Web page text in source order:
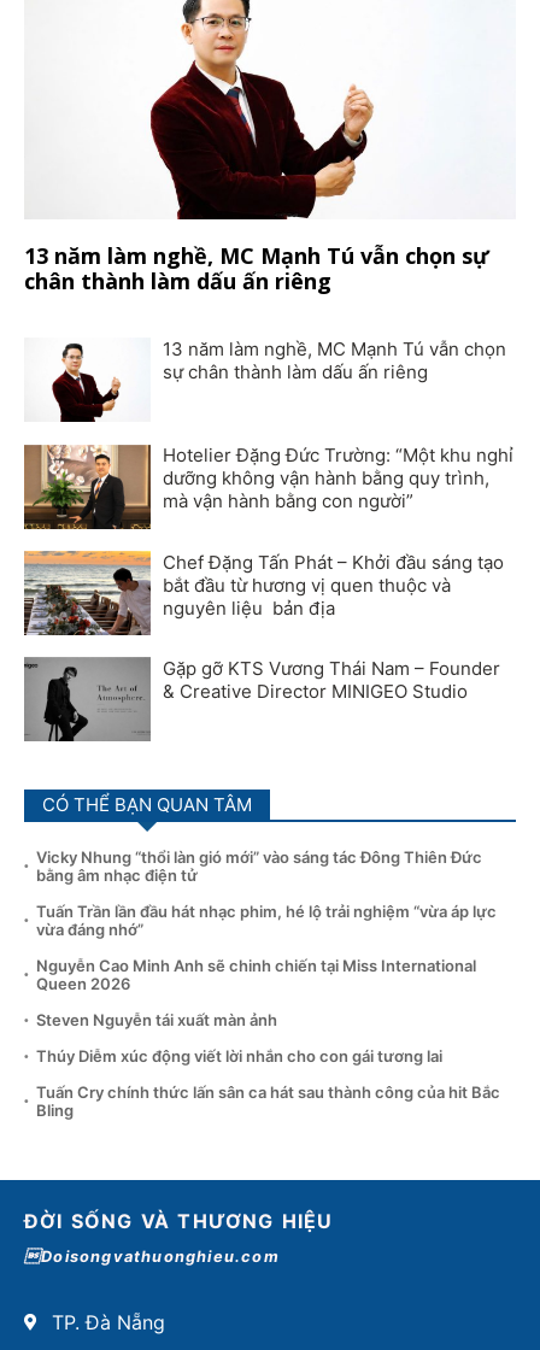
13 năm làm nghề, MC Mạnh Tú vẫn chọn sự
chân thành làm dấu ấn riêng
13 năm làm nghề, MC Mạnh Tú vẫn chọn
sự chân thành làm dấu ấn riêng
Hotelier Đặng Đức Trường: “Một khu nghỉ
dưỡng không vận hành bằng quy trình,
mà vận hành bằng con người”
Chef Đặng Tấn Phát – Khởi đầu sáng tạo
bắt đầu từ hương vị quen thuộc và
nguyên liệu bản địa
Gặp gỡ KTS Vương Thái Nam – Founder
& Creative Director MINIGEO Studio
CÓ THỂ BẠN QUAN TÂM
Vicky Nhung “thổi làn gió mới” vào sáng tác Đông Thiên Đức
bằng âm nhạc điện tử
Tuấn Trần lần đầu hát nhạc phim, hé lộ trải nghiệm “vừa áp lực
vừa đáng nhớ”
Nguyễn Cao Minh Anh sẽ chinh chiến tại Miss International
Queen 2026
Steven Nguyễn tái xuất màn ảnh
Thúy Diễm xúc động viết lời nhắn cho con gái tương lai
Tuấn Cry chính thức lấn sân ca hát sau thành công của hit Bắc
Bling
ĐỜI SỐNG VÀ THƯƠNG HIỆU
Doisongvathuonghieu.com
TP. Đà Nẵng